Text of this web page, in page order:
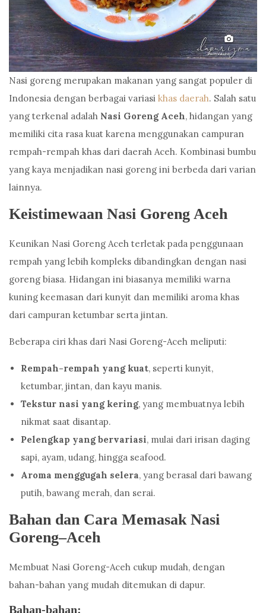
Nasi goreng merupakan makanan yang sangat populer di
Indonesia dengan berbagai variasi khas daerah. Salah satu
yang terkenal adalah Nasi Goreng Aceh, hidangan yang
memiliki cita rasa kuat karena menggunakan campuran
rempah-rempah khas dari daerah Aceh. Kombinasi bumbu
yang kaya menjadikan nasi goreng ini berbeda dari varian
lainnya.
Keistimewaan Nasi Goreng Aceh
Keunikan Nasi Goreng Aceh terletak pada penggunaan
rempah yang lebih kompleks dibandingkan dengan nasi
goreng biasa. Hidangan ini biasanya memiliki warna
kuning keemasan dari kunyit dan memiliki aroma khas
dari campuran ketumbar serta jintan.
Beberapa ciri khas dari Nasi Goreng-Aceh meliputi:
Rempah-rempah yang kuat, seperti kunyit,
ketumbar, jintan, dan kayu manis.
Tekstur nasi yang kering, yang membuatnya lebih
nikmat saat disantap.
Pelengkap yang bervariasi, mulai dari irisan daging
sapi, ayam, udang, hingga seafood.
Aroma menggugah selera, yang berasal dari bawang
putih, bawang merah, dan serai.
Bahan dan Cara Memasak Nasi
Goreng–Aceh
Membuat Nasi Goreng-Aceh cukup mudah, dengan
bahan-bahan yang mudah ditemukan di dapur.
Bahan-bahan: